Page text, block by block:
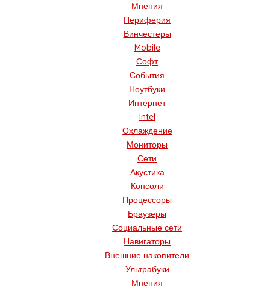
Мнения
Периферия
Винчестеры
Mobile
Софт
События
Ноутбуки
Интернет
Intel
Охлаждение
Мониторы
Сети
Акустика
Консоли
Процессоры
Браузеры
Социальные сети
Навигаторы
Внешние накопители
Ультрабуки
Мнения